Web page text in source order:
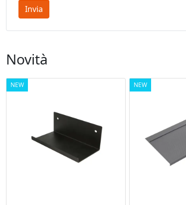
Invia
Novità
NEW NEW